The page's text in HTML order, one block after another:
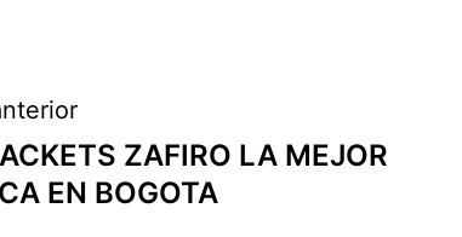
ZAFIRO LA MEJOR
EN BOGOTA